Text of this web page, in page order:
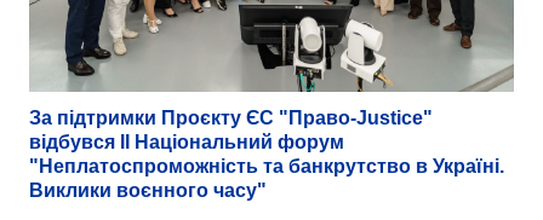
За підтримки Проєкту ЄС "Право-Justice"
відбувся II Національний форум
"Неплатоспроможність та банкрутство в Україні.
Виклики воєнного часу"